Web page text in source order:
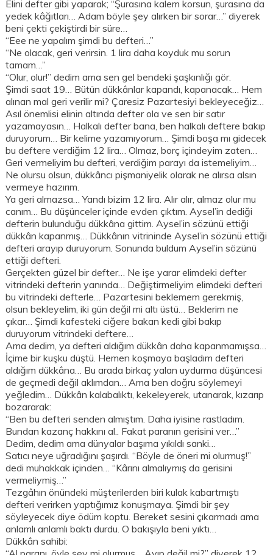
Elini defter gibi yaparak; “Şurasına kalem korsun, şurasına da
yedek kâğıtları… Adam böyle şey alırken bir sorar…” diyerek
beni çekti çekiştirdi bir süre…
“Eee ne yapalım şimdi bu defteri…”
“Ne olacak, geri verirsin. 1 lira daha koyduk mu sorun
tamam…”
“Olur, olur!” dedim ama sen gel bendeki şaşkınlığı gör.
Şimdi saat 19… Bütün dükkânlar kapandı, kapanacak… Hem
alınan mal geri verilir mi? Çaresiz Pazartesiyi bekleyeceğiz…
Asıl önemlisi elinin altında defter ola ve sen bir satır
yazamayasın… Halkalı defter bana, ben halkalı deftere bakıp
duruyorum… Bir kelime yazamıyorum… Şimdi boşa mı gidecek
bu deftere verdiğim 12 lira… Olmaz, borç içindeyim zaten…
Geri vermeliyim bu defteri, verdiğim parayı da istemeliyim…
Ne olursu olsun, dükkâncı pişmaniyelik olarak ne alırsa alsın
vermeye hazırım.
Ya geri almazsa… Yandı bizim 12 lira. Alır alır, almaz olur mu
canım… Bu düşünceler içinde evden çıktım. Aysel’in dediği
defterin bulunduğu dükkâna gittim. Aysel’in sözünü ettiği
dükkân kapanmış… Dükkânın vitrininde Aysel’in sözünü ettiği
defteri arayıp duruyorum. Sonunda buldum Aysel’in sözünü
ettiği defteri.
Gerçekten güzel bir defter… Ne işe yarar elimdeki defter
vitrindeki defterin yanında… Değiştirmeliyim elimdeki defteri
bu vitrindeki defterle… Pazartesini beklemem gerekmiş,
olsun bekleyelim, iki gün değil mi altı üstü… Beklerim ne
çıkar… Şimdi kafesteki ciğere bakan kedi gibi bakıp
duruyorum vitrindeki deftere…
Ama dedim, ya defteri aldığım dükkân daha kapanmamışsa…
İçime bir kuşku düştü. Hemen koşmaya başladım defteri
aldığım dükkâna… Bu arada birkaç yalan uydurma düşüncesi
de geçmedi değil aklımdan… Ama ben doğru söylemeyi
yeğledim… Dükkân kalabalıktı, kekeleyerek, utanarak, kızarıp
bozararak:
“Ben bu defteri senden almıştım. Daha iyisine rastladım.
Bundan kazanç hakkını al.. Fakat paranın gerisini ver…”
Dedim, dedim ama dünyalar başıma yıkıldı sanki…
Satıcı neye uğradığını şaşırdı. “Böyle de öneri mi olurmuş!”
dedi muhakkak içinden… “Kârını almalıymış da gerisini
vermeliymiş…”
Tezgâhın önündeki müşterilerden biri kulak kabartmıştı
defteri verirken yaptığımız konuşmaya. Şimdi bir şey
söyleyecek diye ödüm koptu. Bereket sesini çıkarmadı ama
anlamlı anlamlı baktı durdu. O bakışıyla beni yıktı…
Dükkân sahibi: